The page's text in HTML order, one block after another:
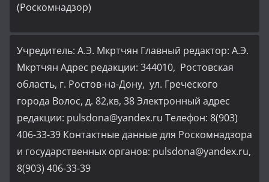
(Роскомнадзор)
Учредитель: А.Э. Мкртчян Главный редактор: А.Э.
Мкртчян Адрес редакции: 344010, Ростовская
область, г. Ростов-на-Дону, ул. Греческого
города Волос, д. 82,кв, 38 Электронный адрес
редакции: pulsdona@yandex.ru Телефон: 8(903)
406-33-39 Контактные данные для Роскомнадзора
и государственных органов: pulsdona@yandex.ru,
8(903) 406-33-39